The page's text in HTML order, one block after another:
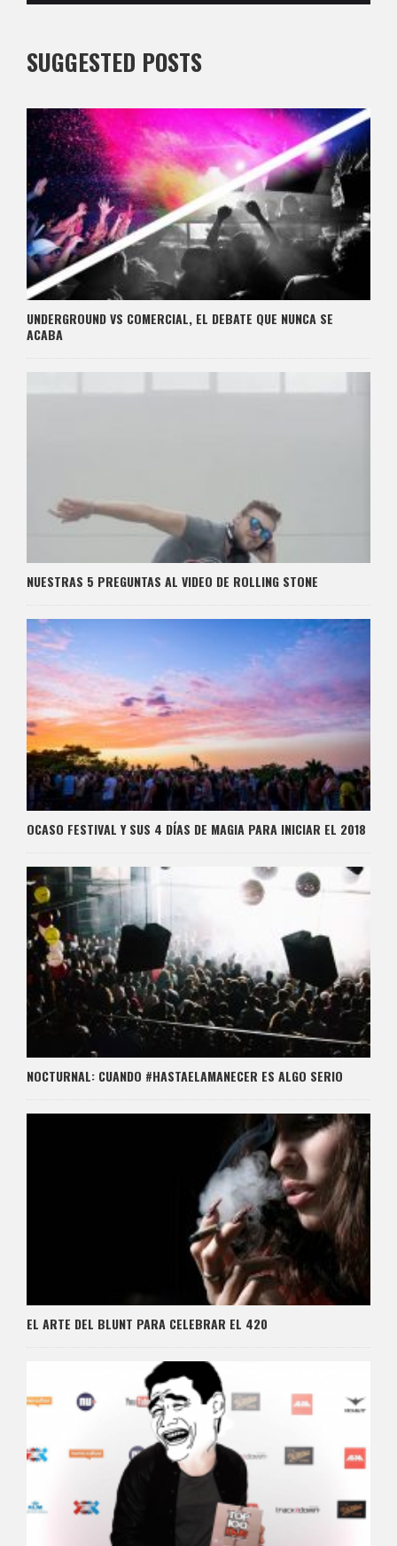
SUGGESTED POSTS
UNDERGROUND VS COMERCIAL, EL DEBATE QUE NUNCA SE
ACABA
NUESTRAS 5 PREGUNTAS AL VIDEO DE ROLLING STONE
OCASO FESTIVAL Y SUS 4 DÍAS DE MAGIA PARA INICIAR EL 2018
NOCTURNAL: CUANDO #HASTAELAMANECER ES ALGO SERIO
EL ARTE DEL BLUNT PARA CELEBRAR EL 420